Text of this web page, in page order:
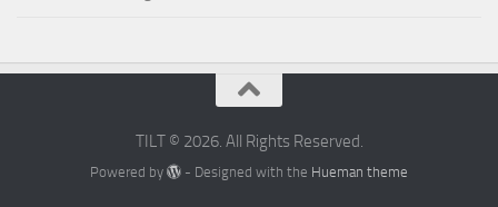
TILT © 2026. All Rights Reserved.
Powered by - Designed with the Hueman theme